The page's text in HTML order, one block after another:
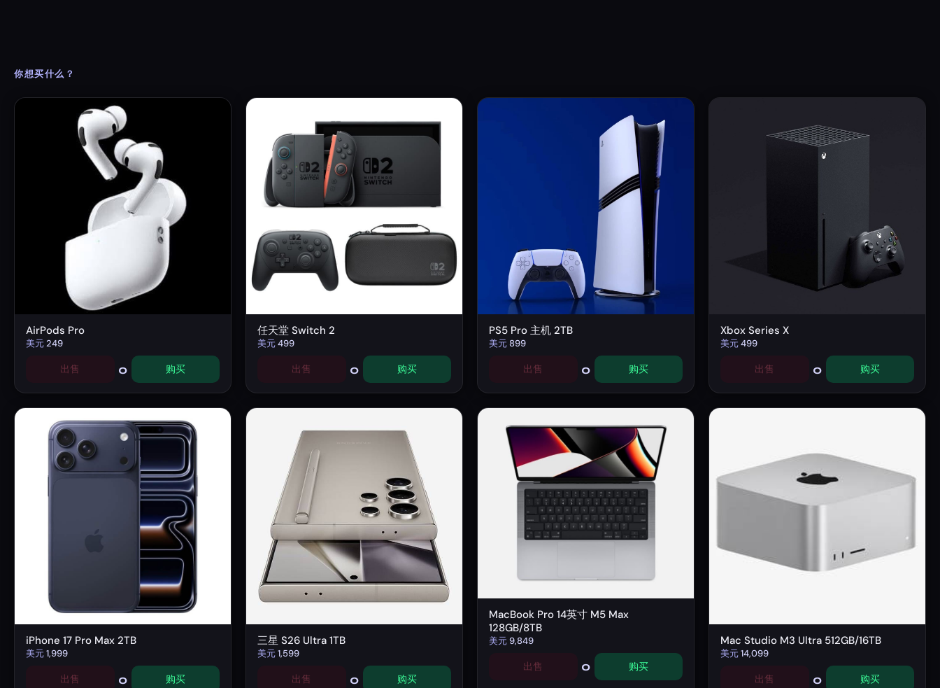
你想买什么？
AirPods Pro
美元249
出售 0 购买
任天堂 Switch 2
美元499
出售 0 购买
PS5 Pro 主机 2TB
美元899
出售 0 购买
Xbox Series X
美元499
出售 0 购买
iPhone 17 Pro Max 2TB
美元1,999
出售 0 购买
三星 S26 Ultra 1TB
美元1,599
出售 0 购买
MacBook Pro 14英寸 M5 Max
128GB/8TB
美元9,849
出售 0 购买
Mac Studio M3 Ultra 512GB/16TB
美元14,099
出售 0 购买